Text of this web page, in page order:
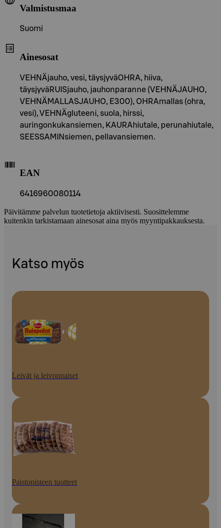
Valmistusmaa
Suomi
Ainesosat
VEHNÄjauho, vesi, täysjyväOHRA, hiiva,
täysjyväRUISjauho, jauhonparanne (VEHNÄJAUHO,
VEHNÄMALLASJAUHO, E300), OHRAmallas (ohra,
vesi), VEHNÄgluteeni, suola, hirssi,
auringonkukansiemen, KAURAhiutale, perunahiutale,
SEESSAMINsiemen, pellavansiemen.
EAN
6416960080114
Päivitämme palvelun tuotetietoja aktiivisesti. Suosittelemme
kuitenkin tarkistamaan ainesosat aina myös myyntipakkauksesta.
Katso myös
Leivät ja leivonnaiset
Paistopisteen tuotteet